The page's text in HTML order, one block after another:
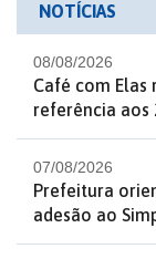
NOTÍCIAS
08/08/2026
Café com Elas
referência aos
07/08/2026
Prefeitura
adesão ao